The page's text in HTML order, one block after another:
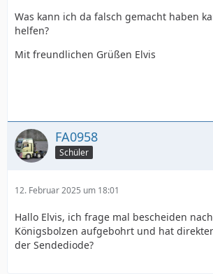
Was kann ich da falsch gemacht haben
helfen?
Mit freundlichen Grüßen Elvis
FA0958
Schüler
12. Februar 2025 um 18:01
Hallo Elvis, ich frage mal bescheiden
Königsbolzen aufgebohrt und hat
der Sendediode?